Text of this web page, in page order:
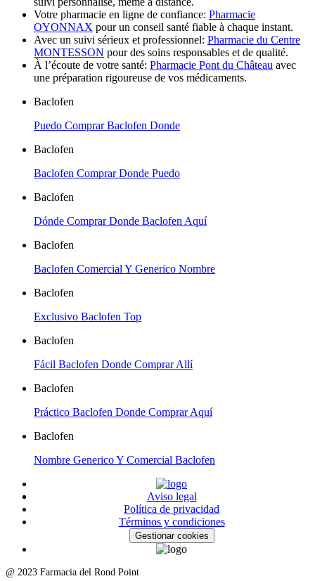
Votre pharmacie en ligne de confiance: Pharmacie
OYONNAX pour un conseil santé fiable à chaque instant.
Avec un suivi sérieux et professionnel: Pharmacie du Centre
MONTESSON pour des soins responsables et de qualité.
À l’écoute de votre santé: Pharmacie Pont du Château avec
une préparation rigoureuse de vos médicaments.
Baclofen
Puedo Comprar Baclofen Donde
Baclofen
Baclofen Comprar Donde Puedo
Baclofen
Dónde Comprar Donde Baclofen Aquí
Baclofen
Baclofen Comercial Y Generico Nombre
Baclofen
Exclusivo Baclofen Top
Baclofen
Fácil Baclofen Donde Comprar Allí
Baclofen
Práctico Baclofen Donde Comprar Aquí
Baclofen
Nombre Generico Y Comercial Baclofen
Aviso legal
Política de privacidad
Términos y condiciones
Gestionar cookies
@ 2023 Farmacia del Rond Point